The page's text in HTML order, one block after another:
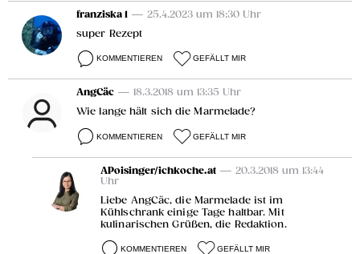
franziska 1 — 25.4.2023 um 18:30 Uhr
super Rezept
KOMMENTIEREN GEFÄLLT MIR
AngCäc — 18.3.2018 um 13:35 Uhr
Wie lange hält sich die Marmelade?
KOMMENTIEREN GEFÄLLT MIR
APoisinger/ichkoche.at — 20.3.2018 um 13:44
Uhr
Liebe AngCäc, die Marmelade ist im
Kühlschrank einige Tage haltbar. Mit
kulinarischen Grüßen, die Redaktion.
KOMMENTIEREN GEFÄLLT MIR